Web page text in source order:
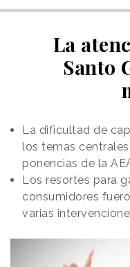
La
Santo
La dificultad de
los temas
ponencias de la
Los resortes para
consumidores
varias